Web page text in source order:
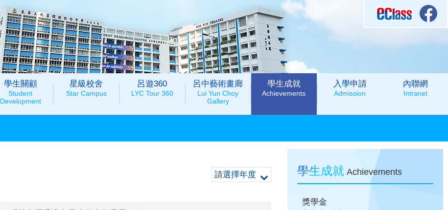
學生關顧
Student
Development
星級校舍
Star Campus
呂遊360
LYC Tour 360
呂中藝術畫廊
Lui Yun Choy
Gallery
學生成就
Achievements
入學申請
Admission
內聯網
Intranet
請選擇年度 學生成就 Achievements
獎學金